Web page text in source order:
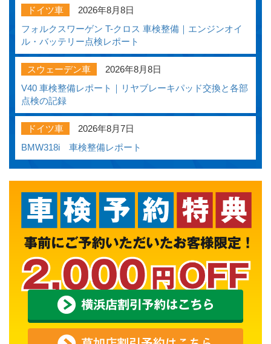
ドイツ車
2026年8月8日
フォルクスワーゲン T-クロス 車検整備｜エンジンオイ
ル・バッテリー点検レポート
スウェーデン車
2026年8月8日
V40 車検整備レポート｜リヤブレーキパッド交換と各部
点検の記録
ドイツ車
2026年8月7日
BMW318i 車検整備レポート